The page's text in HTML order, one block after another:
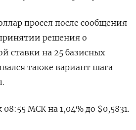
просел после сообщения
решения о
ставки на 25 базисных
также вариант шага
МСК на 1,04% до $0,5831.